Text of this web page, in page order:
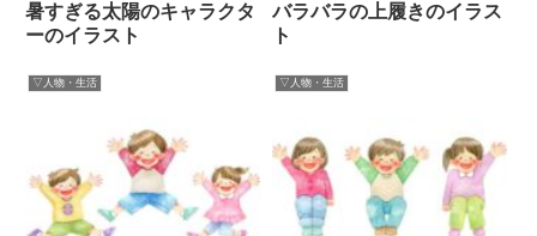
暑すぎる太陽のキャラクタ
ーのイラスト
バラバラの上履きのイラス
ト
▽人物・生活 ▽人物・生活